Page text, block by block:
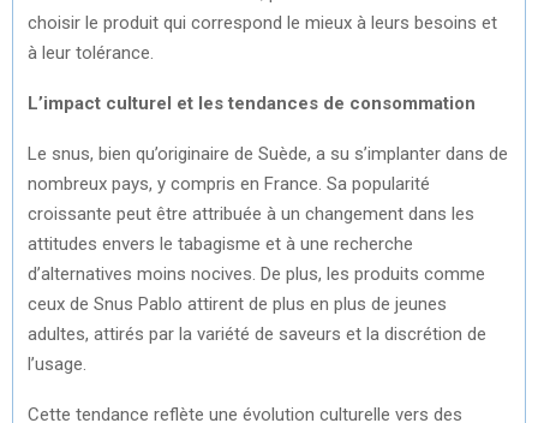
choisir le produit qui correspond le mieux à leurs besoins et
à leur tolérance.
L’impact culturel et les tendances de consommation
Le snus, bien qu’originaire de Suède, a su s’implanter dans de
nombreux pays, y compris en France. Sa popularité
croissante peut être attribuée à un changement dans les
attitudes envers le tabagisme et à une recherche
d’alternatives moins nocives. De plus, les produits comme
ceux de Snus Pablo attirent de plus en plus de jeunes
adultes, attirés par la variété de saveurs et la discrétion de
l’usage.
Cette tendance reflète une évolution culturelle vers des